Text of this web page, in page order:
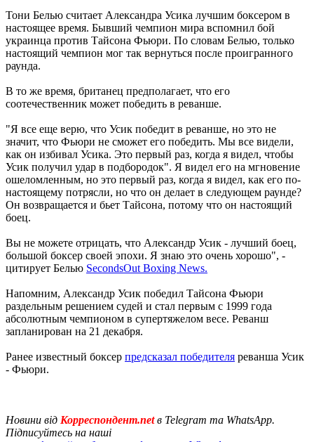
Тони Белью считает Александра Усика лучшим боксером в
настоящее время. Бывший чемпион мира вспомнил бой
украинца против Тайсона Фьюри. По словам Белью, только
настоящий чемпион мог так вернуться после проигранного
раунда.
В то же время, британец предполагает, что его
соотечественник может победить в реванше.
"Я все еще верю, что Усик победит в реванше, но это не
значит, что Фьюри не сможет его победить. Мы все видели,
как он избивал Усика. Это первый раз, когда я видел, чтобы
Усик получил удар в подбородок". Я видел его на мгновение
ошеломленным, но это первый раз, когда я видел, как его по-
настоящему потрясли, но что он делает в следующем раунде?
Он возвращается и бьет Тайсона, потому что он настоящий
боец.
Вы не можете отрицать, что Александр Усик - лучший боец,
большой боксер своей эпохи. Я знаю это очень хорошо", -
цитирует Белью SecondsOut Boxing News.
Напомним, Александр Усик победил Тайсона Фьюри
раздельным решением судей и стал первым с 1999 года
абсолютным чемпионом в супертяжелом весе. Реванш
запланирован на 21 декабря.
Ранее известный боксер предсказал победителя реванша Усик
- Фьюри.
Новини від Корреспондент.netв Telegram та WhatsApp.
Підписуйтесь на наші